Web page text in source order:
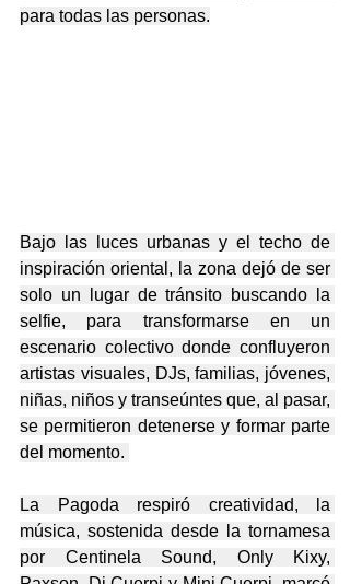
para todas las personas.
Bajo las luces urbanas y el techo de
inspiración oriental, la zona dejó de ser
solo un lugar de tránsito buscando la
selfie, para transformarse en un
escenario colectivo donde confluyeron
artistas visuales, DJs, familias, jóvenes,
niñas, niños y transeúntes que, al pasar,
se permitieron detenerse y formar parte
del momento.
La Pagoda respiró creatividad, la
música, sostenida desde la tornamesa
por Centinela Sound, Only Kixy,